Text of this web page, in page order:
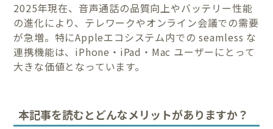
2025年現在、音声通話の品質向上やバッテリー性能
の進化により、テレワークやオンライン会議での需要
が急増。特にAppleエコシステム内での seamless な
連携機能は、iPhone・iPad・Mac ユーザーにとって
大きな価値となっています。
本記事を読むとどんなメリットがありますか？